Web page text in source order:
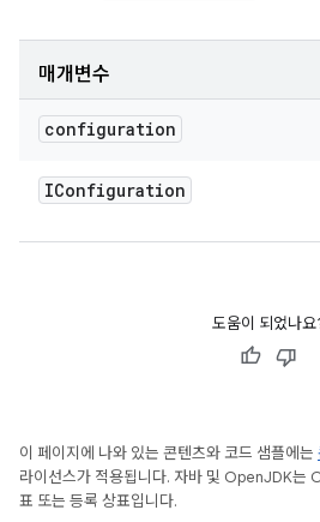
매개변수
configuration
IConfiguration
도움이 되었나요
이 페이지에 나와 있는 콘텐츠와 코드 샘플에는
라이선스가 적용됩니다. 자바 및 OpenJDK
표 또는 등록 상표입니다.